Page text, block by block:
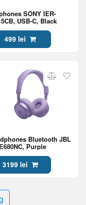
SONY IER-
USB-C, Black
499 lei
Bluetooth JBL
Purple
3199 lei